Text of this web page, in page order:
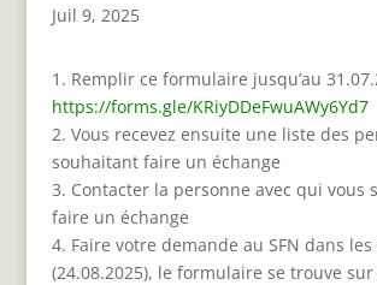
Juil 9, 2025
1. Remplir ce formulaire jusqu’au
https://forms.gle/KRiyDDeFwuAWy6Yd7
2. Vous recevez ensuite une liste des
souhaitant faire un échange
3. Contacter la personne avec qui vous
faire un échange
4. Faire votre demande au SFN dans
(24.08.2025), le formulaire se trouve